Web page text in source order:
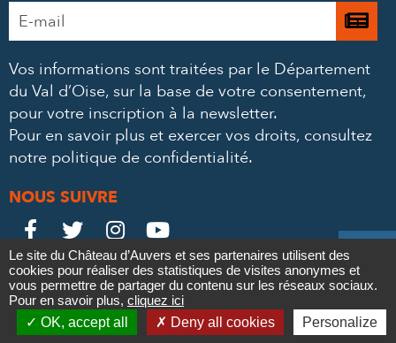
Contact

Newsletter
Adresse
e-
*
Je
à
Vos informations sont traitées par le Département
du Val d’Oise, sur la base de votre consentement,
pour votre inscription à la newsletter.
Pour en savoir plus et exercer vos droits, consultez
notre politique de confidentialité.
NOUS SUIVRE
Le
Château
sur

Le
Château
sur

Le
Château
sur

Le
Château
sur

Mentions légales Politique de confidentialité
Crédits
Partenaires & Mécènes
Recrutement
Plan du site
Le site du Château d’Auvers et ses partenaires utilisent des
cookies pour réaliser des statistiques de visites anonymes et
vous permettre de partager du contenu sur les réseaux sociaux.
Pour en savoir plus, cliquez ici
OK, accept all
Deny all cookies Personalize